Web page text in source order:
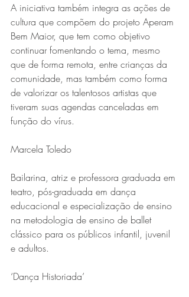
A iniciativa também integra as ações de
cultura que compõem do projeto Aperam
Bem Maior, que tem como objetivo
continuar fomentando o tema, mesmo
que de forma remota, entre crianças da
comunidade, mas também como forma
de valorizar os talentosos artistas que
tiveram suas agendas canceladas em
função do vírus.
Marcela Toledo
Bailarina, atriz e professora graduada em
teatro, pós-graduada em dança
educacional e especialização de ensino
na metodologia de ensino de ballet
clássico para os públicos infantil, juvenil
e adultos.
‘Dança Historiada’